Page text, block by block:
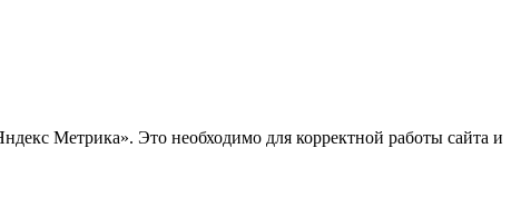
Метрика». Это необходимо для корректной работы сайта и